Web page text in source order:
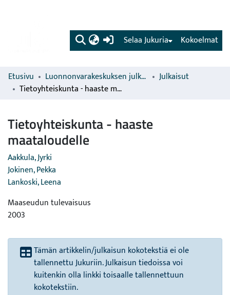
(current) Kokoelmat
Selaa Jukuria
Etusivu Luonnonvarakeskuksen julkaisut
Julkaisut
Tietoyhteiskunta - haaste maataloudelle
Tietoyhteiskunta - haaste
maataloudelle
Aakkula, Jyrki
Jokinen, Pekka
Lankoski, Leena
Maaseudun tulevaisuus
2003
Tämän artikkelin/julkaisun kokotekstiä ei ole
tallennettu Jukuriin. Julkaisun tiedoissa voi
kuitenkin olla linkki toisaalle tallennettuun
kokotekstiin.